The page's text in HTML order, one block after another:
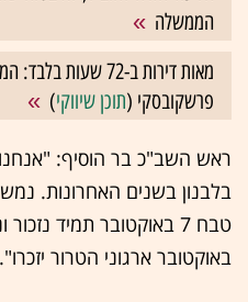
הממשלה
מאות דירות ב-72
פרשקובסקי (תוכן שיווקי)
ראש השב"כ בר הוסיף:
בלבנון בשנים האחרונות.
באוקטובר ארגוני הטרור יזכרו".